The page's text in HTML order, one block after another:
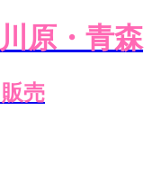
原・青森
売